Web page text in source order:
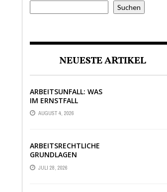
Suchen
NEUESTE ARTIKEL
ARBEITSUNFALL: WAS
IM ERNSTFALL
WIRKLICH ZÄHLT
AUGUST 4, 2026
ARBEITSRECHTLICHE
GRUNDLAGEN
VERSTÄNDLICH
ERKLÄRT: DAS
JULI 28, 2026